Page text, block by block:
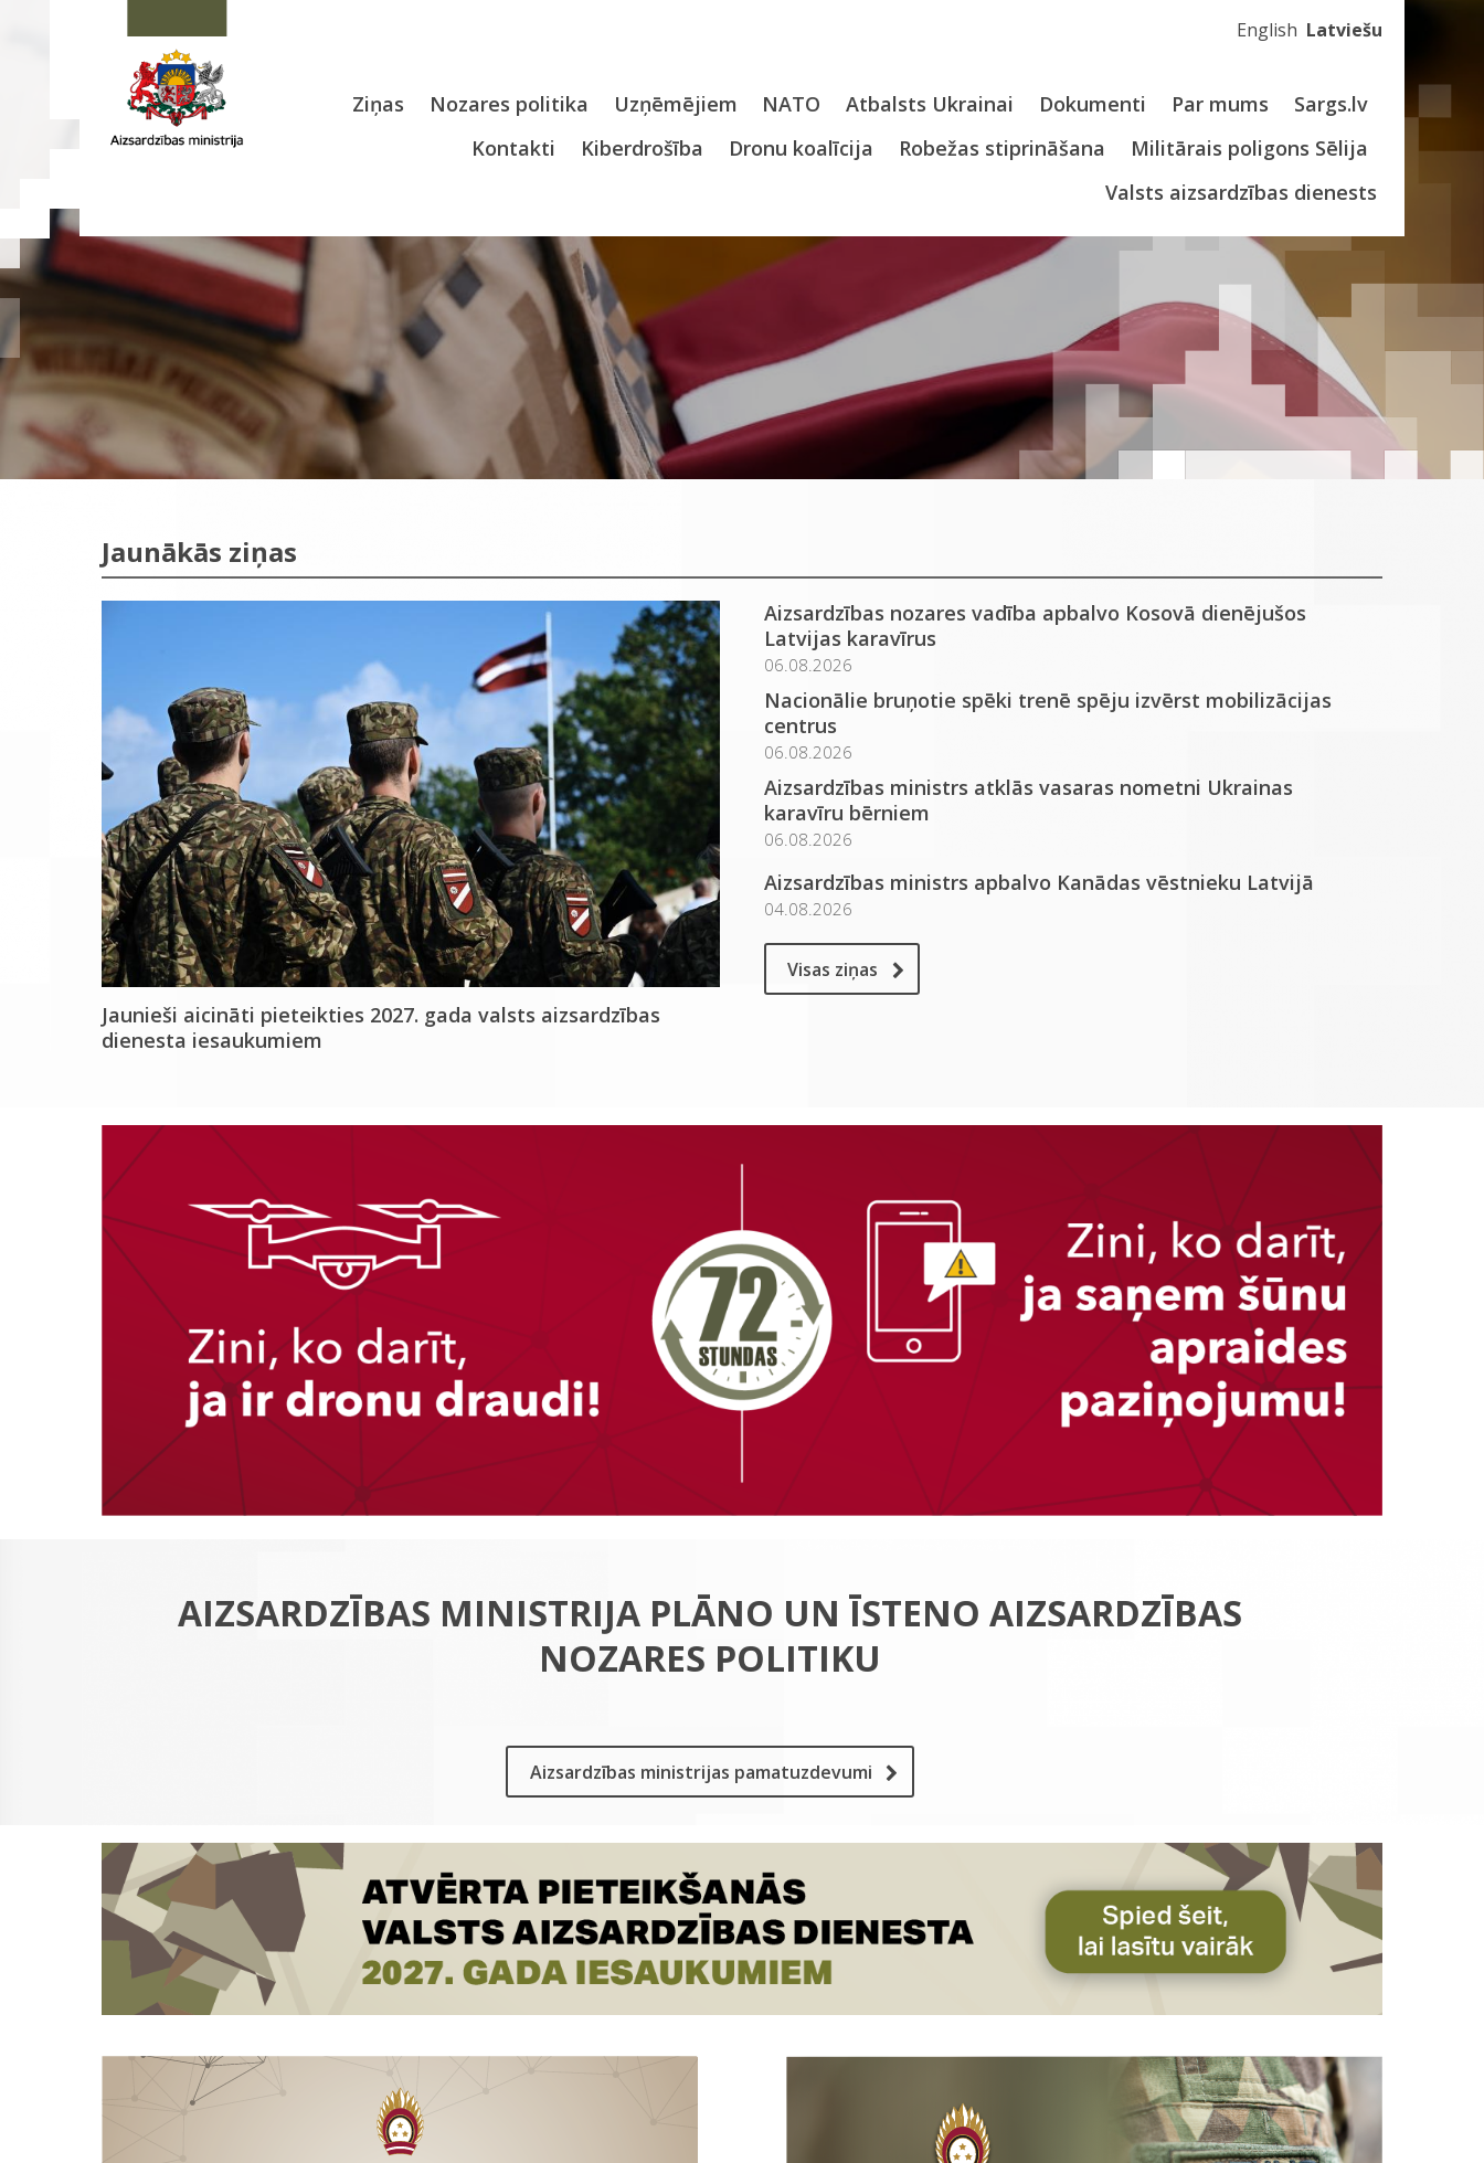
English Latviešu
Ziņas Nozares politika Uzņēmējiem NATO Atbalsts Ukrainai Dokumenti Par mums
Sargs.lv
Kontakti
Kiberdrošība Dronu koalīcija Robežas stiprināšana
Militārais poligons Sēlija
Valsts aizsardzības dienests
Jaunākās ziņas
Jaunieši aicināti pieteikties 2027. gada valsts aizsardzības
dienesta iesaukumiem
Aizsardzības nozares vadība apbalvo Kosovā dienējušos
Latvijas karavīrus
06.08.2026
Nacionālie bruņotie spēki trenē spēju izvērst mobilizācijas
centrus
06.08.2026
Aizsardzības ministrs atklās vasaras nometni Ukrainas
karavīru bērniem
06.08.2026
Aizsardzības ministrs apbalvo Kanādas vēstnieku Latvijā
04.08.2026
Visas ziņas
AIZSARDZĪBAS MINISTRIJA PLĀNO UN ĪSTENO AIZSARDZĪBAS
NOZARES POLITIKU
Aizsardzības ministrijas pamatuzdevumi